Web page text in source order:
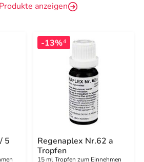
anzeigen
5
-13%4
Regenaplex Nr.62 a
Tropfen
15 ml Tropfen zum Einnehmen